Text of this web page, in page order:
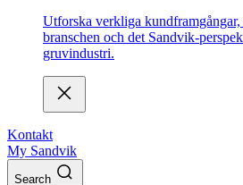
Utforska verkliga
branschen och det Sandvik-
gruvindustri.
Kontakt
My Sandvik
Search